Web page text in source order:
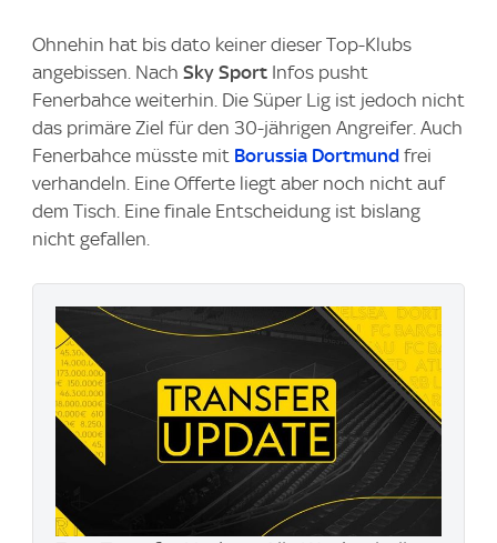
Ohnehin hat bis dato keiner dieser Top-Klubs
angebissen. Nach Sky Sport Infos pusht
Fenerbahce weiterhin. Die Süper Lig ist jedoch nicht
das primäre Ziel für den 30-jährigen Angreifer. Auch
Fenerbahce müsste mit Borussia Dortmund frei
verhandeln. Eine Offerte liegt aber noch nicht auf
dem Tisch. Eine finale Entscheidung ist bislang
nicht gefallen.